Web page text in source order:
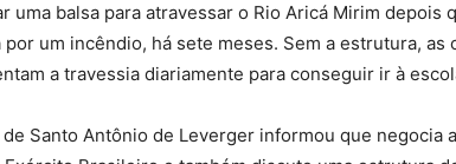
uma balsa para atravessar o Rio Aricá Mirim depois
um incêndio, há sete meses. Sem a estrutura, as
a travessia diariamente para conseguir ir à
Santo Antônio de Leverger informou que negocia